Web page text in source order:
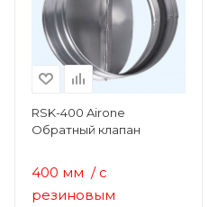
RSK-400 Airone
Обратный клапан
400 мм / с
резиновым